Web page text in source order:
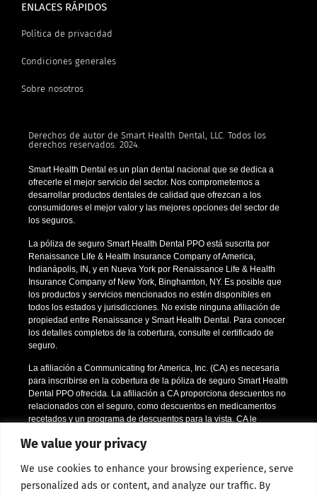
We value your privacy
We use cookies to enhance your browsing experience, serve
personalized ads or content, and analyze our traffic. By
ENLACES RÁPIDOS
Política de privacidad
Condiciones generales
Sobre nosotros
Derechos de autor de Smart Health Dental, LLC. Todos los
derechos reservados. 2024.
Smart Health Dental es un plan dental nacional que se dedica a
ofrecerle el mejor servicio del sector. Nos comprometemos a
desarrollar productos dentales de calidad que ofrezcan a los
consumidores el mejor valor y las mejores opciones del sector de
los seguros.
La póliza de seguro Smart Health Dental PPO está suscrita por
Renaissance Life & Health Insurance Company of America,
Indianápolis, IN, y en Nueva York por Renaissance Life & Health
Insurance Company of New York, Binghamton, NY. Es posible que
los productos y servicios mencionados no estén disponibles en
todos los estados y jurisdicciones. No existe ninguna afiliación de
propiedad entre Renaissance y Smart Health Dental. Para conocer
los detalles completos de la cobertura, consulte el certificado de
seguro.
La afiliación a Communicating for America, Inc. (CA) es necesaria
para inscribirse en la cobertura de la póliza de seguro Smart Health
Dental PPO ofrecida. La afiliación a CA proporciona descuentos no
relacionados con el seguro, como descuentos en medicamentos
recetados y un programa de descuentos para la vista. CA le
dirigiéndole a su sitio web. Si una persona decide inscribirse en la
inscripción que confirme la aceptación de la afiliación a CA.
*Se aplican ciertas restricciones; llámenos o envíenos un correo